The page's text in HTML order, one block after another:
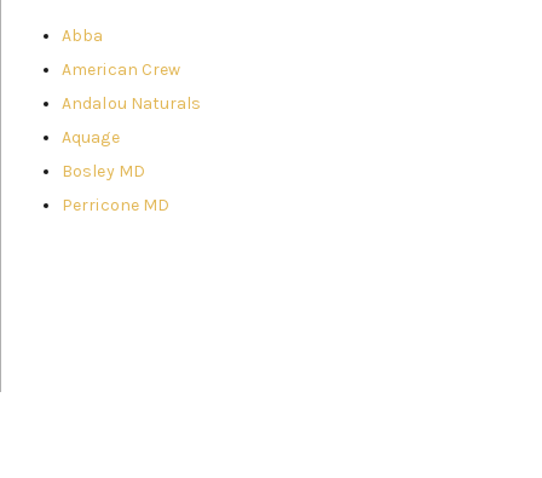
Abba
American Crew
Andalou Naturals
Aquage
Bosley MD
Perricone MD